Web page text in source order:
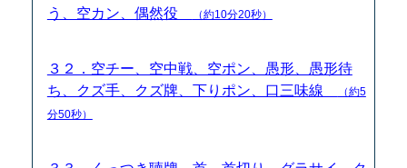
う、空カン、偶然役
（約10分20秒）
３２．空チー、空中戦、空ポン、愚形、愚形待
ち、クズ手、クズ牌、下りポン、口三味線
（約5
分50秒）